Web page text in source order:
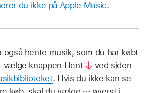
du ikke på Apple Music.
også hente musik, som du har købt
vælge knappen Hent
ved siden
. Hvis du ikke kan se